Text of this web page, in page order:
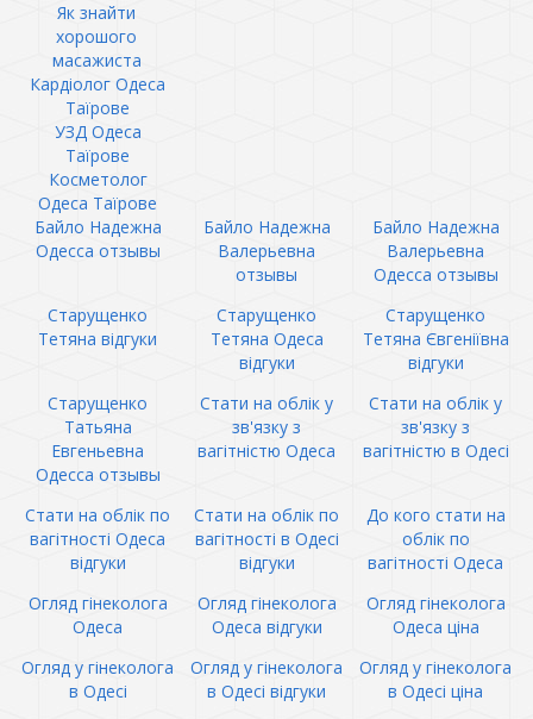
Як знайти
хорошого
масажиста
Кардіолог Одеса
Таїрове
УЗД Одеса
Таїрове
Косметолог
Одеса Таїрове
Байло Надежна
Одесса отзывы
Байло Надежна
Валерьевна
отзывы
Байло Надежна
Валерьевна
Одесса отзывы
Старущенко
Тетяна відгуки
Старущенко
Тетяна Одеса
відгуки
Старущенко
Тетяна Євгеніївна
відгуки
Старущенко
Татьяна
Евгеньевна
Одесса отзывы
Стати на облік у
зв'язку з
вагітністю Одеса
Стати на облік у
зв'язку з
вагітністю в Одесі
Стати на облік по
вагітності Одеса
відгуки
Стати на облік по
вагітності в Одесі
відгуки
До кого стати на
облік по
вагітності Одеса
Огляд гінеколога
Одеса
Огляд гінеколога
Одеса відгуки
Огляд гінеколога
Одеса ціна
Огляд у гінеколога
в Одесі
Огляд у гінеколога
в Одесі відгуки
Огляд у гінеколога
в Одесі ціна